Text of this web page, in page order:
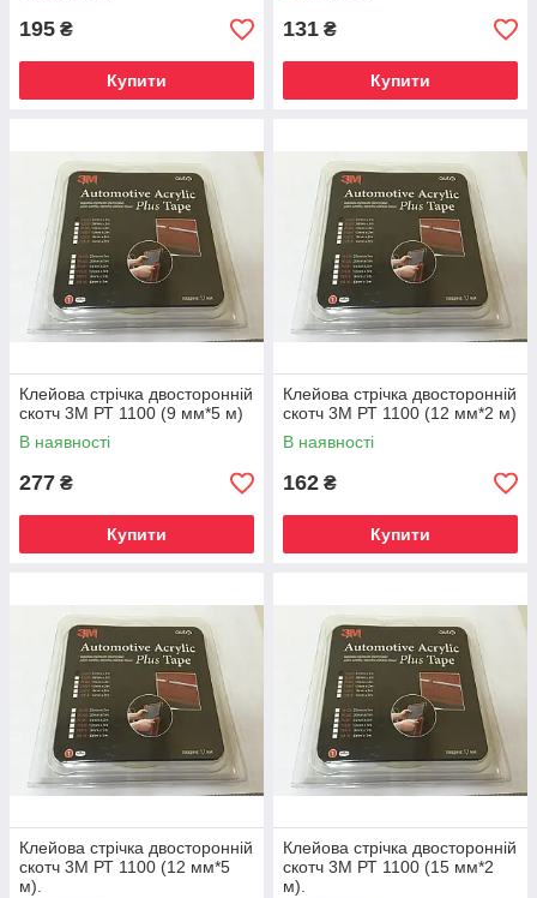
195 ₴
Купити
131 ₴
Купити
Клейова стрічка двосторонній
скотч 3М РТ 1100 (9 мм*5 м)
В наявності
277 ₴
Купити
Клейова стрічка двосторонній
скотч 3М РТ 1100 (12 мм*2 м)
В наявності
162 ₴
Купити
Клейова стрічка двосторонній
скотч 3М РТ 1100 (12 мм*5
м).
Клейова стрічка двосторонній
скотч 3М РТ 1100 (15 мм*2
м).